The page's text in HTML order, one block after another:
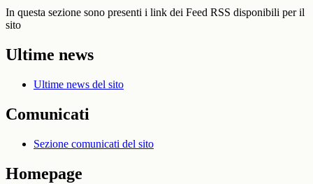
In questa sezione sono presenti i link dei Feed RSS disponibili per il
sito
Ultime news
Ultime news del sito
Comunicati
Sezione comunicati del sito
Homepage